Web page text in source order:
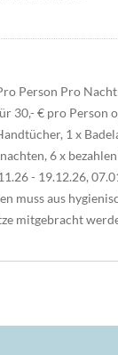
Person Pro
30,- € pro
1 x
6 x
- 19.12.26,
muss aus
mitgebracht